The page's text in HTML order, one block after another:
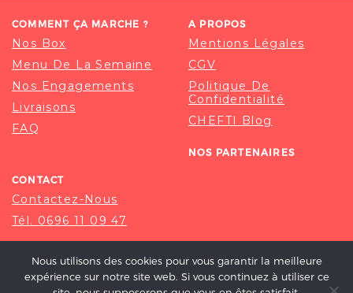
COMMENT ÇA MARCHE ?
Nos Box
Menu De La Semaine
Nos Engagements
Livraisons
FAQ
A PROPOS
Mentions Légales
CGV
Politique De
Confidentialité
CHEFTI Blog
NOS PARTENAIRES
CONTACT
Contactez-Nous
Tél. 0696 11 09 47
Nous utilisons des cookies pour vous garantir la meilleure
expérience sur notre site web. Si vous continuez à utiliser ce